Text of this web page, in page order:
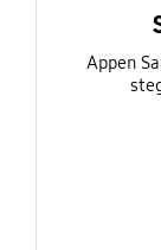
Appen